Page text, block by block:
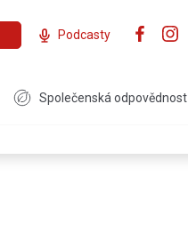
Podcasty
Společenská odpovědnost